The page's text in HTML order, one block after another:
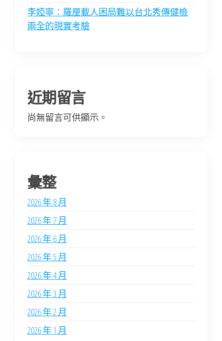
李婭寧：羅厘載人困局難以台北秀傳健檢
兩全的現實考驗
近期留言
尚無留言可供顯示。
彙整
2026 年 8 月
2026 年 7 月
2026 年 6 月
2026 年 5 月
2026 年 4 月
2026 年 3 月
2026 年 2 月
2026 年 1 月